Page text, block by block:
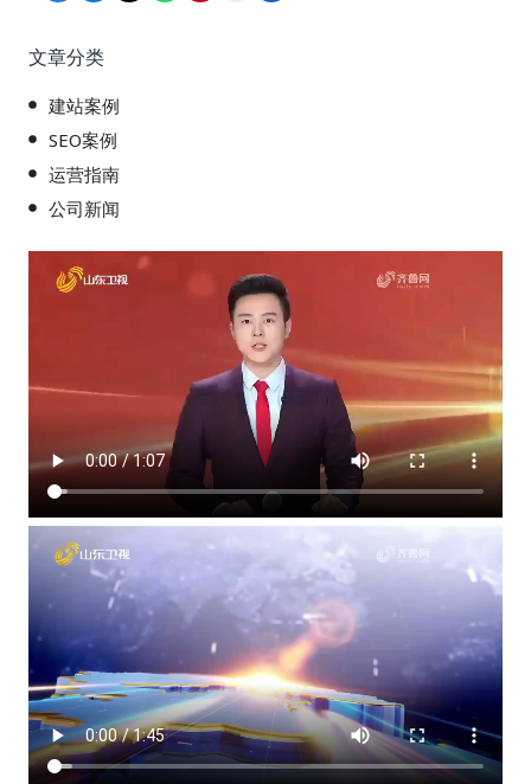
文章分类
建站案例
SEO案例
运营指南
公司新闻